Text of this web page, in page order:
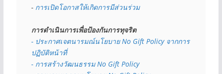
- การเปิดโอกาสให้เกิดการมีส่วนร่วม
การดำเนินการเพื่อป้องกันการทุจริต
- ประกาศเจตนารมณ์นโยบาย No Gift Policy จากการ
ปฏิบัติหน้าที่
- การสร้างวัฒนธรรม No Gift Policy